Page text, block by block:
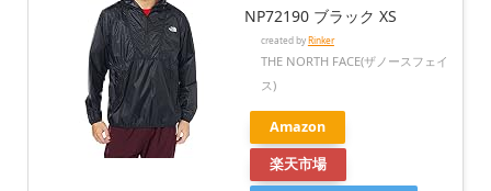
NP72190 ブラック XS
created by Rinker
THE NORTH FACE(ザノースフェイ
ス)
Amazon
楽天市場